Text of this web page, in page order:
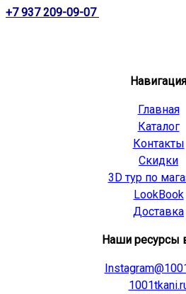
+7 937 209-09-07
Навигация
Главная
Каталог
Контакты
Скидки
3D тур по
LookBook
Доставка
Наши ресурсы